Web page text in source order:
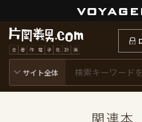
関連本